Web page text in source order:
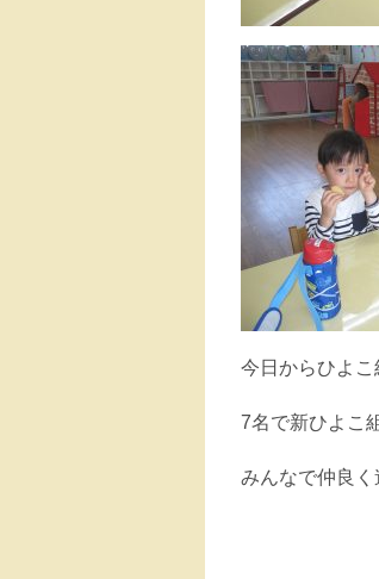
今日からひよ
7名で新ひよこ
みんなで仲良